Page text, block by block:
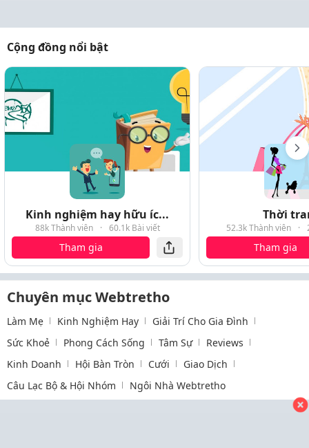
Cộng đồng nổi bật
Kinh nghiệm hay hữu íc...
88k Thành viên · 60.1k Bài viết
Tham gia
Thời
52.3k Thành viên ·
Tham gia
Chuyên mục Webtretho
Làm Mẹ Kinh Nghiệm Hay
Giải Trí Cho Gia Đình
Sức Khoẻ
Phong Cách Sống Tâm Sự
Reviews
Kinh Doanh
Hội Bàn Tròn Cưới
Giao Dịch
Câu Lạc Bộ & Hội Nhóm
Ngôi Nhà Webtretho